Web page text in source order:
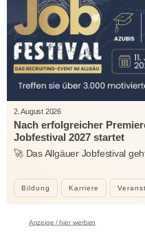
Bildung Karriere
2. August 2026
Nach erfolgreicher
Jobfestival 2027 startet
🚀 Das Allgäuer Jobfestival
Anzeige / hier werben